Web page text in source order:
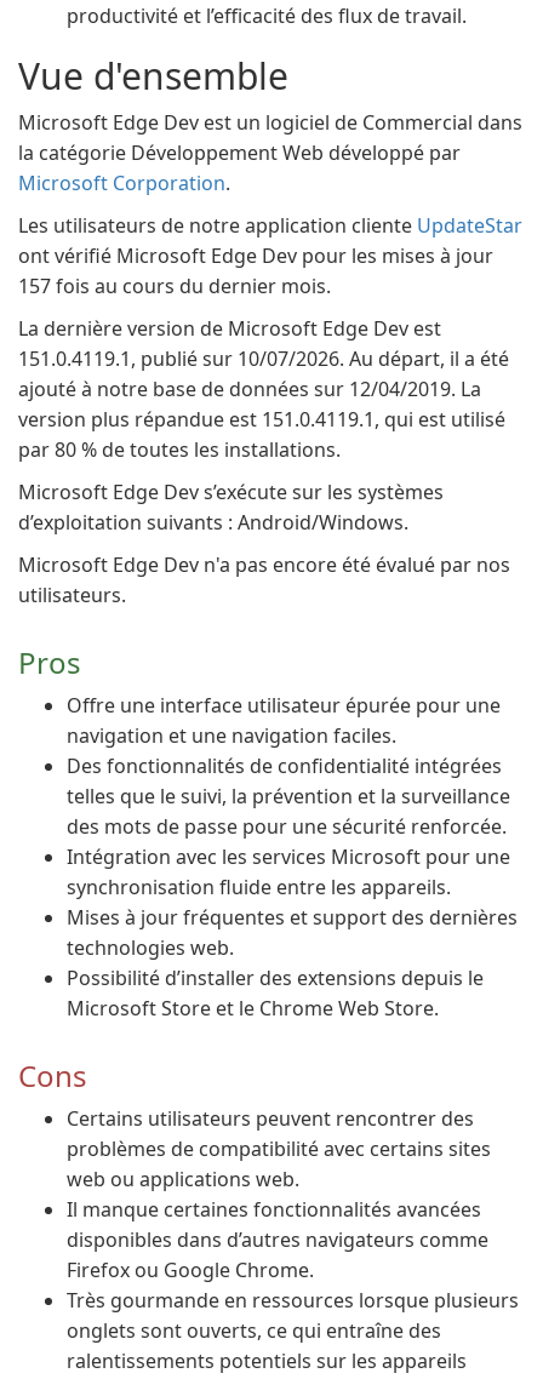
productivité et l’efficacité des flux de travail.
Vue d'ensemble
Microsoft Edge Dev est un logiciel de Commercial dans
la catégorie Développement Web développé par
Microsoft Corporation.
Les utilisateurs de notre application cliente UpdateStar
ont vérifié Microsoft Edge Dev pour les mises à jour
157 fois au cours du dernier mois.
La dernière version de Microsoft Edge Dev est
151.0.4119.1, publié sur 10/07/2026. Au départ, il a été
ajouté à notre base de données sur 12/04/2019. La
version plus répandue est 151.0.4119.1, qui est utilisé
par 80 % de toutes les installations.
Microsoft Edge Dev s’exécute sur les systèmes
d’exploitation suivants : Android/Windows.
Microsoft Edge Dev n'a pas encore été évalué par nos
utilisateurs.
Pros
Offre une interface utilisateur épurée pour une
navigation et une navigation faciles.
Des fonctionnalités de confidentialité intégrées
telles que le suivi, la prévention et la surveillance
des mots de passe pour une sécurité renforcée.
Intégration avec les services Microsoft pour une
synchronisation fluide entre les appareils.
Mises à jour fréquentes et support des dernières
technologies web.
Possibilité d’installer des extensions depuis le
Microsoft Store et le Chrome Web Store.
Cons
Certains utilisateurs peuvent rencontrer des
problèmes de compatibilité avec certains sites
web ou applications web.
Il manque certaines fonctionnalités avancées
disponibles dans d’autres navigateurs comme
Firefox ou Google Chrome.
Très gourmande en ressources lorsque plusieurs
onglets sont ouverts, ce qui entraîne des
ralentissements potentiels sur les appareils